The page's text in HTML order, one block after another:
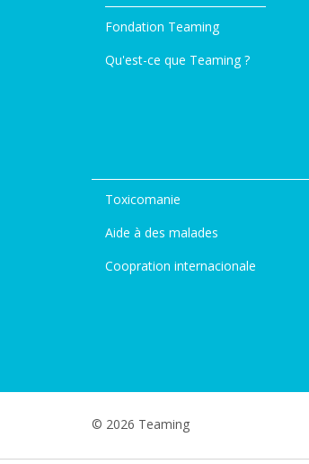
Fondation Teaming
Qu'est-ce que Teaming ?
Toxicomanie
Aide à des malades
Coopration internacionale
© 2026 Teaming